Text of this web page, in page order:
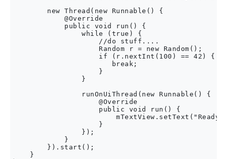
        new Thread(new Runnable() {
            @Override
            public void run() {
                while (true) {
                    //do stuff....
                    Random r = new Random();
                    if (r.nextInt(100) == 42) {
                       break;
                    }
                }
                runOnUiThread(new Runnable() {
                    @Override
                    public void run() {
mTextView.setText("Ready
                    }
                });
            }
        }).start();
    }